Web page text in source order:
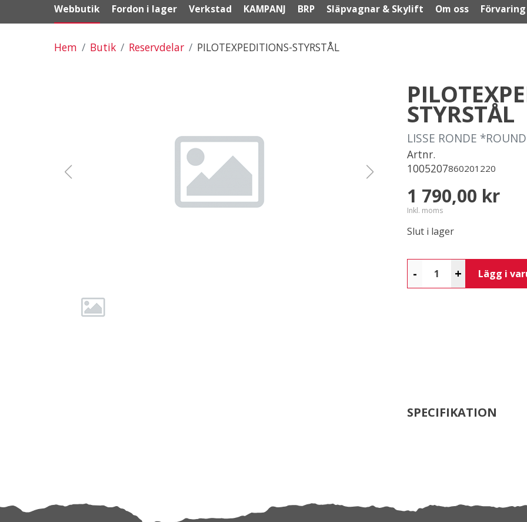
Webbutik Fordon i lager Verkstad KAMPANJ BRP Släpvagnar & Skylift Om oss Förvaring
Hem Butik Reservdelar PILOTEXPEDITIONS-STYRSTÅL
STYRSTÅL
LISSE RONDE
Artnr.
1005207860201220
1 790,00 kr
Inkl. moms
Slut i lager
- + Lägg i
SPECIFIKATION